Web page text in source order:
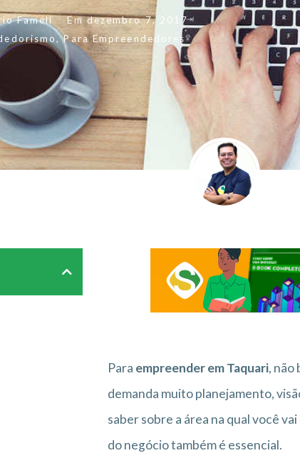
Fameli Em dezembro 7, 2017
,Para Empreendedores
Para empreender em Taquari, não
demanda muito planejamento,
saber sobre a área na qual você
do negócio também é essencial.